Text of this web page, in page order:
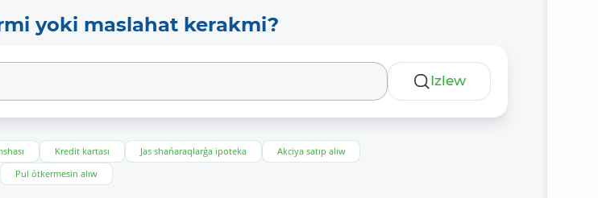
yoki maslahat kerakmi?
Izlew
Kredit kartası Jas shańaraqlarǵa ipoteka
Akciya satıp alıw
Pul ótkermesin alıw